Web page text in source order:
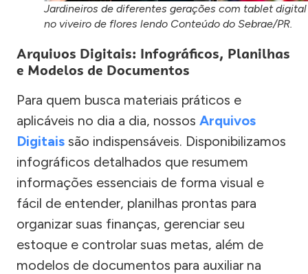
Jardineiros de diferentes gerações com tablet digital
no viveiro de flores lendo Conteúdo do Sebrae/PR.
Arquivos Digitais: Infográficos, Planilhas
e Modelos de Documentos
Para quem busca materiais práticos e
aplicáveis no dia a dia, nossos Arquivos
Digitais são indispensáveis. Disponibilizamos
infográficos detalhados que resumem
informações essenciais de forma visual e
fácil de entender, planilhas prontas para
organizar suas finanças, gerenciar seu
estoque e controlar suas metas, além de
modelos de documentos para auxiliar na